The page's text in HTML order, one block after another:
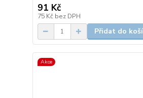
91 Kč
75 Kč bez DPH
Přidat do
Akce